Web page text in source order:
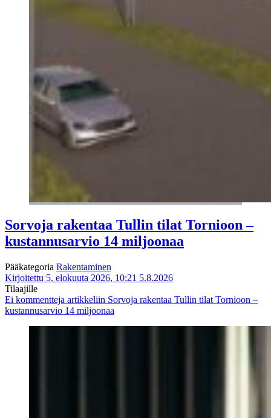
Sorvoja rakentaa Tullin tilat Tornioon –
kustannusarvio 14 miljoonaa
Pääkategoria Rakentaminen
Kirjoitettu 5. elokuuta 2026, 10:21 5.8.2026
Tilaajille
Ei kommentteja artikkeliin Sorvoja rakentaa Tullin tilat Tornioon –
kustannusarvio 14 miljoonaa